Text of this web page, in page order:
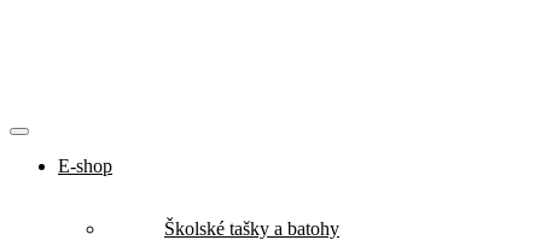
E-shop
Školské tašky a batohy